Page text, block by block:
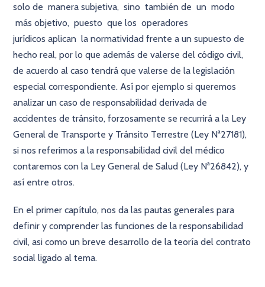
solo de manera subjetiva, sino también de un modo
más objetivo, puesto que los operadores
jurídicos aplican la normatividad frente a un supuesto de
hecho real, por lo que además de valerse del código civil,
de acuerdo al caso tendrá que valerse de la legislación
especial correspondiente. Así por ejemplo si queremos
analizar un caso de responsabilidad derivada de
accidentes de tránsito, forzosamente se recurrirá a la Ley
General de Transporte y Tránsito Terrestre (Ley Nª27181),
si nos referimos a la responsabilidad civil del médico
contaremos con la Ley General de Salud (Ley Nª26842), y
así entre otros.
En el primer capítulo, nos da las pautas generales para
deﬁnir y comprender las funciones de la responsabilidad
civil, asi como un breve desarrollo de la teoría del contrato
social ligado al tema.